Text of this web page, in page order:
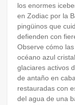
los enormes
en Zodiac por la
pingüinos que
defienden con
Observe cómo
océano azul
glaciares activos
de antaño en
restauradas con
del agua de una